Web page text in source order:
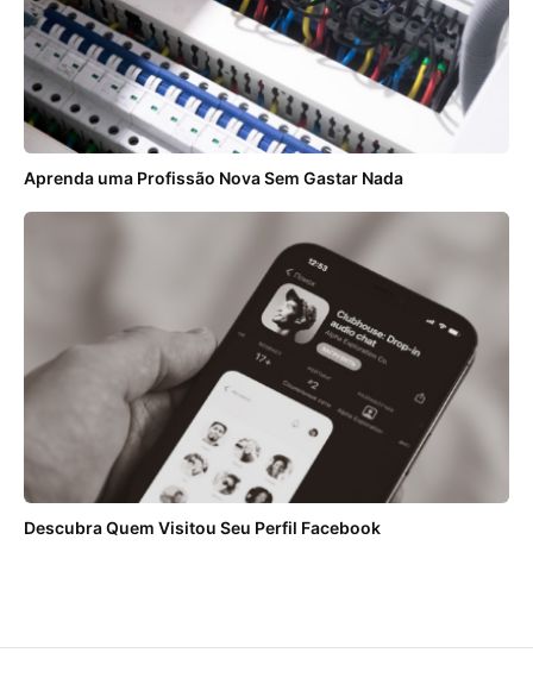
Aprenda uma Profissão Nova Sem Gastar Nada
Descubra Quem Visitou Seu Perfil Facebook